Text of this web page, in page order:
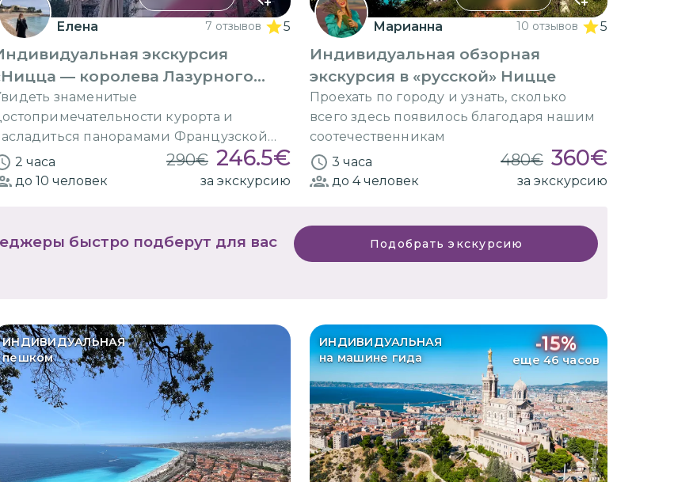
Елена 7 отзывов 5
экскурсия
— королева Лазурного
знаменитые
курорта и
панорамами Французской
2 часа 290€ 246.5€
до 10 человек за экскурсию
Марианна 10 отзывов 5
Индивидуальная обзорная
экскурсия в «русской» Ницце
Проехать по городу и узнать, сколько
всего здесь появилось благодаря нашим
соотечественникам
3 часа
480€ 360€
до 4человек за экскурсию
быстро подберут для вас
Подобрать экскурсию
ИНДИВИДУАЛЬНАЯ
пешком
ИНДИВИДУАЛЬНАЯ
на машине гида
-15%
еще 46 часов